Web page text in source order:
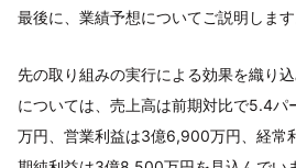
最後に、業績予想についてご説明します
先の取り組みの実行による効果を織り
については、売上高は前期対比で5.4
万円、営業利益は3億6,900万円、経常